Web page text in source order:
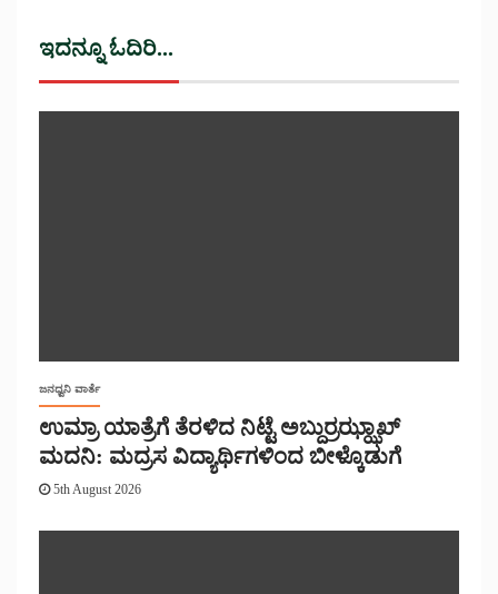
ಇದನ್ನೂ ಓದಿರಿ...
ಜನಧ್ವನಿ ವಾರ್ತೆ
ಉಮ್ರಾ ಯಾತ್ರೆಗೆ ತೆರಳಿದ ನಿಟ್ಟೆ ಅಬ್ದುರ್ರಝ್ಝಾಖ್
ಮದನಿ: ಮದ್ರಸ ವಿದ್ಯಾರ್ಥಿಗಳಿಂದ ಬೀಳ್ಕೊಡುಗೆ
5th August 2026